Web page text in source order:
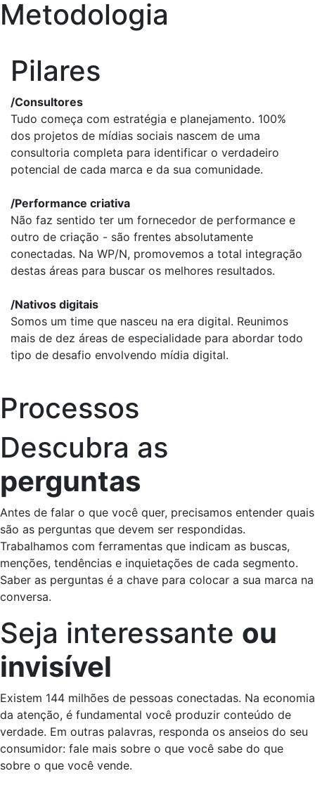
Metodologia
Pilares
/Consultores
Tudo começa com estratégia e planejamento. 100%
dos projetos de mídias sociais nascem de uma
consultoria completa para identificar o verdadeiro
potencial de cada marca e da sua comunidade.
/Performance criativa
Não faz sentido ter um fornecedor de performance e
outro de criação - são frentes absolutamente
conectadas. Na WP/N, promovemos a total integração
destas áreas para buscar os melhores resultados.
/Nativos digitais
Somos um time que nasceu na era digital. Reunimos
mais de dez áreas de especialidade para abordar todo
tipo de desafio envolvendo mídia digital.
Processos
Descubra as
perguntas
Antes de falar o que você quer, precisamos entender quais
são as perguntas que devem ser respondidas.
Trabalhamos com ferramentas que indicam as buscas,
menções, tendências e inquietações de cada segmento.
Saber as perguntas é a chave para colocar a sua marca na
conversa.
Seja interessante ou
invisível
Existem 144 milhões de pessoas conectadas. Na economia
da atenção, é fundamental você produzir conteúdo de
verdade. Em outras palavras, responda os anseios do seu
consumidor: fale mais sobre o que você sabe do que
sobre o que você vende.